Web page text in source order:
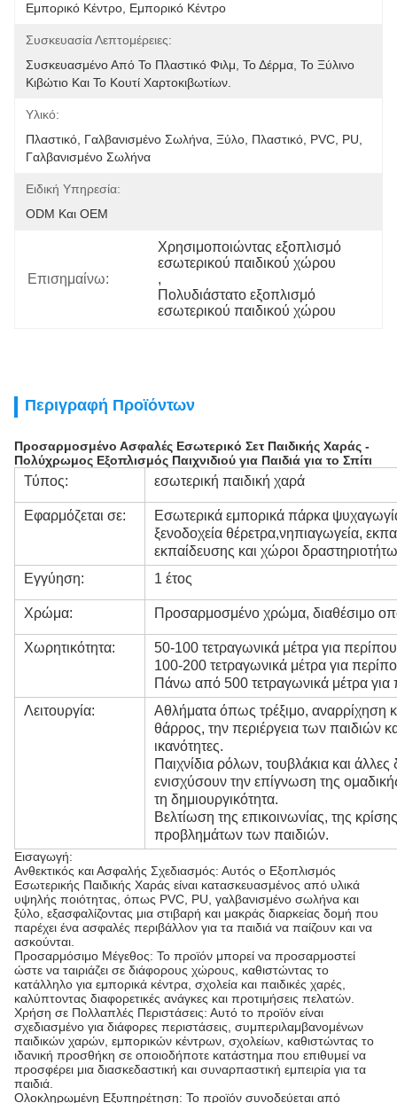
Εμπορικό Κέντρο, Εμπορικό Κέντρο
Συσκευασία Λεπτομέρειες:
Συσκευασμένο Από Το Πλαστικό Φιλμ, Το Δέρμα, Το Ξύλινο
Κιβώτιο Και Το Κουτί Χαρτοκιβωτίων.
Υλικό:
Πλαστικό, Γαλβανισμένο Σωλήνα, Ξύλο, Πλαστικό, PVC, PU,
Γαλβανισμένο Σωλήνα
Ειδική Υπηρεσία:
ODM Και OEM
Επισημαίνω:
Χρησιμοποιώντας εξοπλισμό
εσωτερικού παιδικού χώρου
,
Πολυδιάστατο εξοπλισμό
εσωτερικού παιδικού χώρου
Περιγραφή Προϊόντων
Προσαρμοσμένο Ασφαλές Εσωτερικό Σετ Παιδικής Χαράς -
Πολύχρωμος Εξοπλισμός Παιχνιδιού για Παιδιά για το Σπίτι
Τύπος: εσωτερική παιδική χαρά
Εφαρμόζεται σε:
Εσωτερικά εμπορικά πάρκα
ξενοδοχεία θέρετρα,νηπιαγωγεία,
εκπαίδευσης και χώροι
Εγγύηση:
1 έτος
Χρώμα: Προσαρμοσμένο χρώμα, διαθέσιμο
Χωρητικότητα:
50-100 τετραγωνικά μέτρα για
100-200 τετραγωνικά μέτρα για
Πάνω από 500 τετραγωνικά μέτρα για
Λειτουργία:
Αθλήματα όπως τρέξιμο, αναρρίχηση
θάρρος, την περιέργεια των παιδιών
ικανότητες.
Παιχνίδια ρόλων, τουβλάκια και
ενισχύσουν την επίγνωση της
τη δημιουργικότητα.
Βελτίωση της επικοινωνίας, της
προβλημάτων των παιδιών.
Εισαγωγή:
Ανθεκτικός και Ασφαλής Σχεδιασμός: Αυτός ο Εξοπλισμός
Εσωτερικής Παιδικής Χαράς είναι κατασκευασμένος από υλικά
υψηλής ποιότητας, όπως PVC, PU, γαλβανισμένο σωλήνα και
ξύλο, εξασφαλίζοντας μια στιβαρή και μακράς διαρκείας δομή που
παρέχει ένα ασφαλές περιβάλλον για τα παιδιά να παίζουν και να
ασκούνται.
Προσαρμόσιμο Μέγεθος: Το προϊόν μπορεί να προσαρμοστεί
ώστε να ταιριάζει σε διάφορους χώρους, καθιστώντας το
κατάλληλο για εμπορικά κέντρα, σχολεία και παιδικές χαρές,
καλύπτοντας διαφορετικές ανάγκες και προτιμήσεις πελατών.
Χρήση σε Πολλαπλές Περιστάσεις: Αυτό το προϊόν είναι
σχεδιασμένο για διάφορες περιστάσεις, συμπεριλαμβανομένων
παιδικών χαρών, εμπορικών κέντρων, σχολείων, καθιστώντας το
ιδανική προσθήκη σε οποιοδήποτε κατάστημα που επιθυμεί να
προσφέρει μια διασκεδαστική και συναρπαστική εμπειρία για τα
παιδιά.
Ολοκληρωμένη Εξυπηρέτηση: Το προϊόν συνοδεύεται από